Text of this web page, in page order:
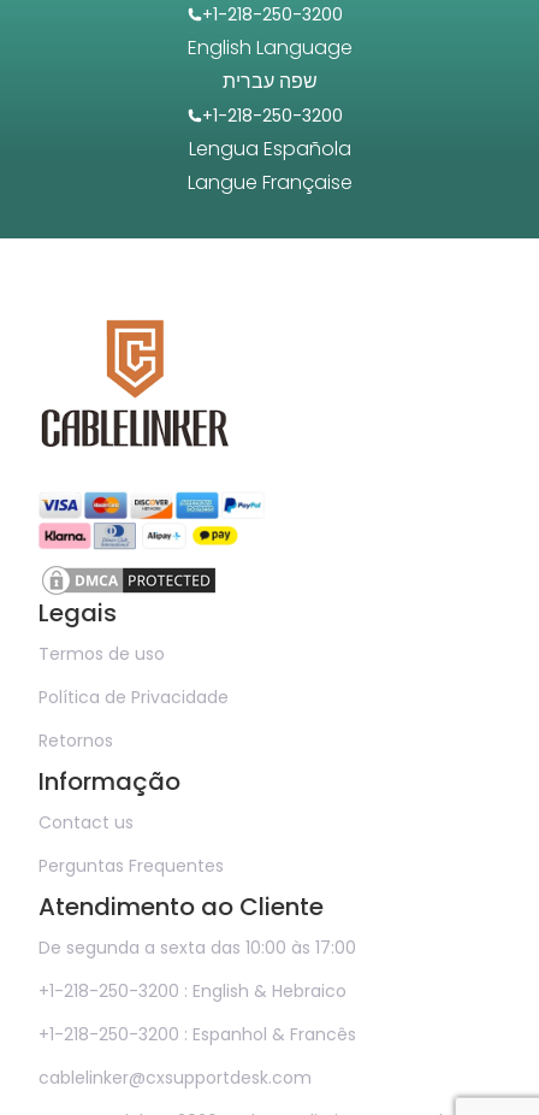
+1-218-250-3200
English Language
שפה עברית
+1-218-250-3200
Lengua Española
Langue Française
Legais
Termos de uso
Política de Privacidade
Retornos
Informação
Contact us
Perguntas Frequentes
Atendimento ao Cliente
De segunda a sexta das 10:00 às 17:00
+1-218-250-3200 : English & Hebraico
+1-218-250-3200 : Espanhol & Francês
cablelinker@cxsupportdesk.com